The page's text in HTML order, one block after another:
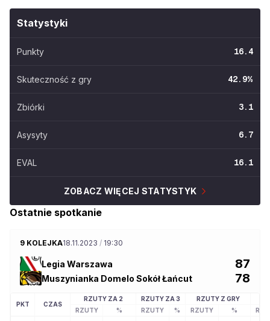
Statystyki
Punkty 16.4
Skuteczność z gry 42.9%
Zbiórki 3.1
Asysyty 6.7
EVAL 16.1
ZOBACZ WIĘCEJ STATYSTYK
Ostatnie spotkanie
9 KOLEJKA18.11.2023 / 19:30
Legia Warszawa 87
Muszynianka Domelo Sokół Łańcut 78
PKT CZAS
RZUTY ZA 2 RZUTY ZA 3 RZUTY Z GRY
RZUTY
% RZUTY % RZUTY %